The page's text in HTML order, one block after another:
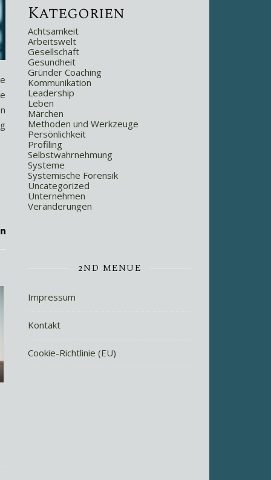
Kategorien
Achtsamkeit
Arbeitswelt
Gesellschaft
Gesundheit
Gründer Coaching
Kommunikation
Leadership
Leben
Märchen
Methoden und Werkzeuge
Persönlichkeit
Profiling
Selbstwahrnehmung
Systeme
Systemische Forensik
Uncategorized
Unternehmen
Veränderungen
2ND MENUE
Impressum
Kontakt
Cookie-Richtlinie (EU)